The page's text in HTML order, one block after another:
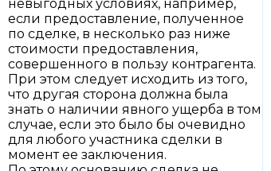
невыгодных условиях, например,
если предоставление, полученное
по сделке, в несколько раз ниже
стоимости предоставления,
совершенного в пользу контрагента.
При этом следует исходить из того,
что другая сторона должна была
знать о наличии явного ущерба в том
случае, если это было бы очевидно
для любого участника сделки в
момент ее заключения.